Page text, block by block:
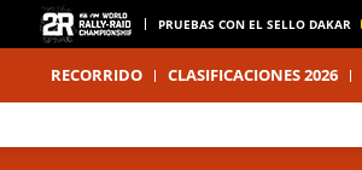
PRUEBAS CON EL SELLO DAKAR
RECORRIDO CLASIFICACIONES 2026